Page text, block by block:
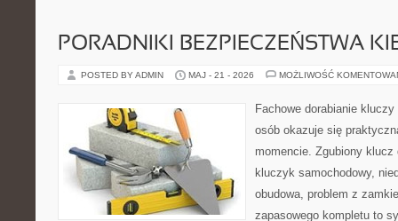
PORADNIKI BEZPIECZEŃSTWA
POSTED BY ADMIN MAJ - 21 - 2026 MOŻLIWOŚĆ
Fachowe dorabianie
osób okazuje się
momencie. Zgubiony
kluczyk samochodowy,
obudowa, problem z
zapasowego kompletu to